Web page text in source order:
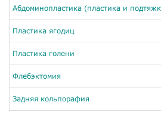
Абдоминопластика (пластика и
Пластика ягодиц
Пластика голени
Флебэктомия
Задняя кольпорафия